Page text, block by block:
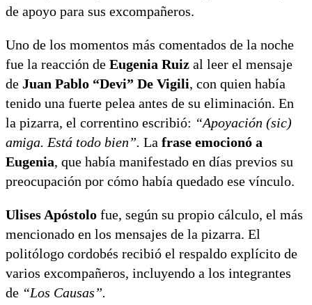
de apoyo para sus excompañeros.
Uno de los momentos más comentados de la noche
fue la reacción de Eugenia Ruiz al leer el mensaje
de Juan Pablo “Devi” De Vigili, con quien había
tenido una fuerte pelea antes de su eliminación. En
la pizarra, el correntino escribió: “Apoyación (sic)
amiga. Está todo bien”. La frase emocionó a
Eugenia, que había manifestado en días previos su
preocupación por cómo había quedado ese vínculo.
Ulises Apóstolo fue, según su propio cálculo, el más
mencionado en los mensajes de la pizarra. El
politólogo cordobés recibió el respaldo explícito de
varios excompañeros, incluyendo a los integrantes
de “Los Causas”.